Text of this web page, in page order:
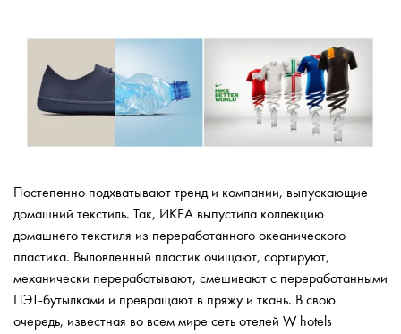
Постепенно подхватывают тренд и компании, выпускающие
домашний текстиль. Так, ИКЕА выпустила коллекцию
домашнего текстиля из переработанного океанического
пластика. Выловленный пластик очищают, сортируют,
механически перерабатывают, смешивают с переработанными
ПЭТ-бутылками и превращают в пряжу и ткань. В свою
очередь, известная во всем мире сеть отелей W hotels